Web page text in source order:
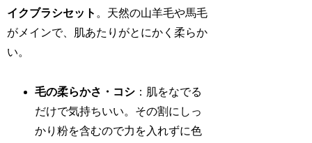
イクブラシセット 。天然の山羊毛や馬毛
がメインで、肌あたりがとにかく柔らか
い。
毛の柔らかさ・コシ ：肌をなでる
だけで気持ちいい。その割にしっ
かり粉を含むので力を入れずに色